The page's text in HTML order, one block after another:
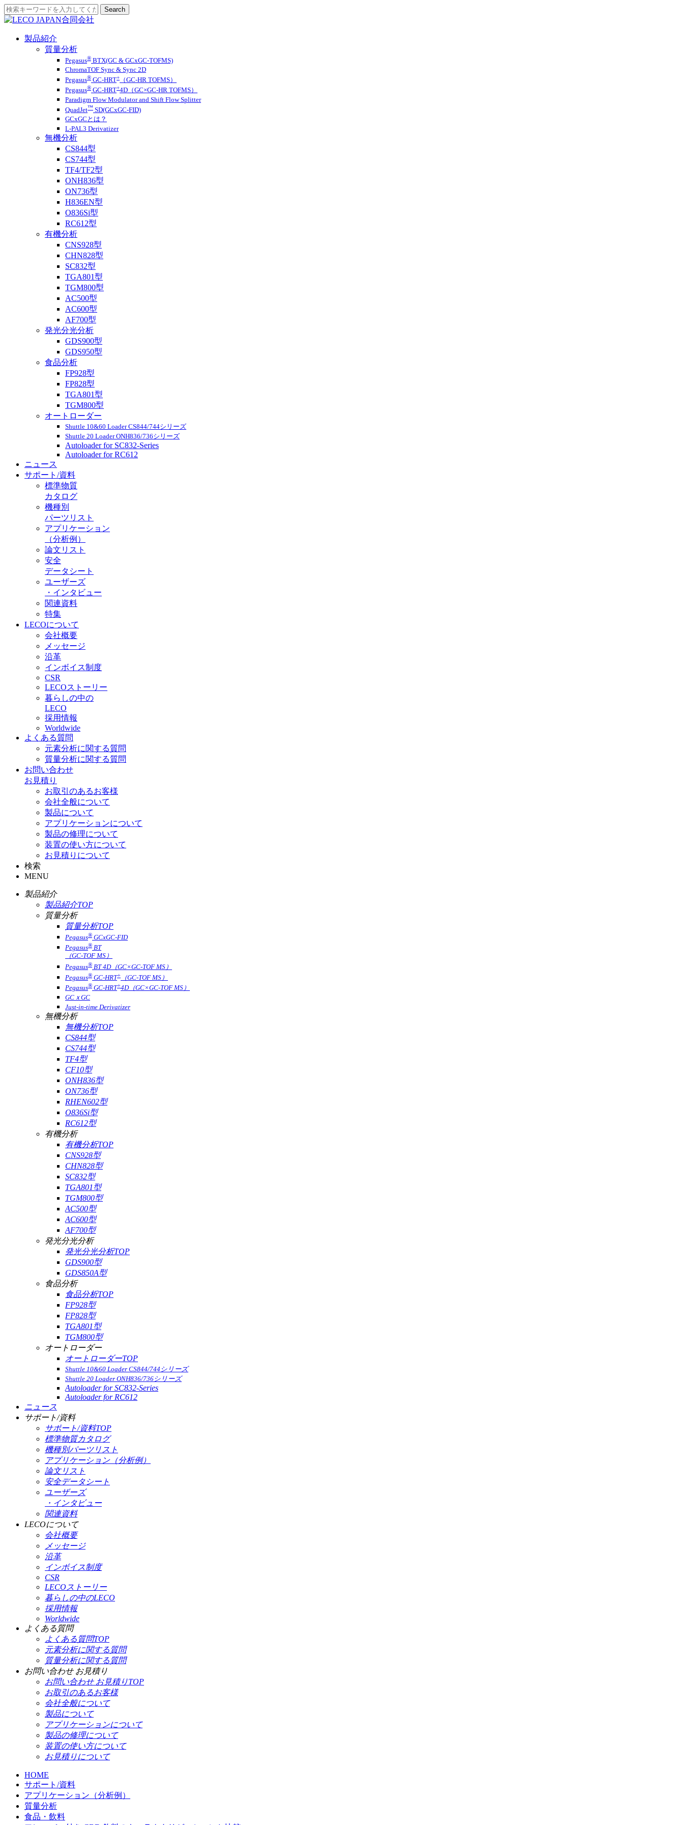
製品紹介
質量分析
Pegasus® BTX(GC & GCxGC-TOFMS)
ChromaTOF Sync & Sync 2D
Pegasus® GC-HRT+
（GC-HR TOFMS）
Pegasus® GC-HRT+4D（GC×GC-HR TOFMS）
Paradigm Flow Modulator and Shift Flow Splitter
QuadJet™ SD(GCxGC-FID)
GCxGCとは？
L-PAL3 Derivatizer
無機分析
CS844型
CS744型
TF4/TF2型
ONH836型
ON736型
H836EN型
O836Si型
RC612型
有機分析
CNS928型
CHN828型
SC832型
TGA801型
TGM800型
AC500型
AC600型
AF700型
発光分光分析
GDS900型
GDS950型
食品分析
FP928型
FP828型
TGA801型
TGM800型
オートローダー
Shuttle 10&60 Loader CS844/744シリーズ
Shuttle 20 Loader ONH836/736シリーズ
Autoloader for SC832-Series
Autoloader for RC612
ニュース
サポート/資料
標準物質
カタログ
機種別
パーツリスト
アプリケーション
（分析例）
論文リスト
安全
データシート
ユーザーズ
・インタビュー
関連資料
特集
LECOについて
会社概要
メッセージ
沿革
インボイス制度
CSR
LECOストーリー
暮らしの中の
LECO
採用情報
Worldwide
よくある質問
元素分析に関する質問
質量分析に関する質問
お問い合わせ
お見積り
お取引のあるお客様
会社全般について
製品について
アプリケーションについて
製品の修理について
装置の使い方について
お見積りについて
検索
MENU
製品紹介
製品紹介TOP
質量分析
質量分析TOP
Pegasus® GCxGC-FID
Pegasus® BT
（GC-TOF MS）
Pegasus® BT 4D（GC×GC-TOF MS）
Pegasus® GC-HRT+
（GC-TOF MS）
Pegasus® GC-HRT+4D（GC×GC-TOF MS）
GCｘGC
Just-in-time Derivatizer
無機分析
無機分析TOP
CS844型
CS744型
TF4型
CF10型
ONH836型
ON736型
RHEN602型
O836Si型
RC612型
有機分析
有機分析TOP
CNS928型
CHN828型
SC832型
TGA801型
TGM800型
AC500型
AC600型
AF700型
発光分光分析
発光分光分析TOP
GDS900型
GDS850A型
食品分析
食品分析TOP
FP928型
FP828型
TGA801型
TGM800型
オートローダー
オートローダーTOP
Shuttle 10&60 Loader CS844/744シリーズ
Shuttle 20 Loader ONH836/736シリーズ
Autoloader for SC832-Series
Autoloader for RC612
ニュース
サポート/資料
サポート/資料TOP
標準物質カタログ
機種別パーツリスト
アプリケーション（分析例）
論文リスト
安全データシート
ユーザーズ
・インタビュー
関連資料
LECOについて
会社概要
メッセージ
沿革
インボイス制度
CSR
LECOストーリー
暮らしの中のLECO
採用情報
Worldwide
よくある質問
よくある質問TOP
元素分析に関する質問
質量分析に関する質問
お問い合わせ お見積り
お問い合わせ お見積りTOP
お取引のあるお客様
会社全般について
製品について
アプリケーションについて
製品の修理について
装置の使い方について
お見積りについて
HOME
サポート/資料
アプリケーション（分析例）
質量分析
食品・飲料